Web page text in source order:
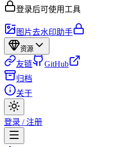
登录后可使用工具
图片去水印助手
资源
友链
GitHub
归档
关于
登录 / 注册